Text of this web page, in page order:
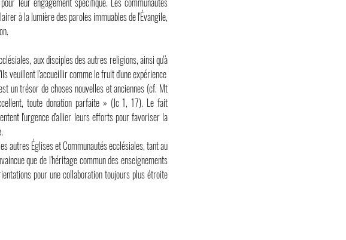
à la lumière des paroles immuables de l'Évangile,
aux disciples des autres religions, ainsi qu'à
veuillent l'accueillir comme le fruit d'une expérience
un trésor de choses nouvelles et anciennes (cf. Mt
toute donation parfaite » (Jc 1, 17). Le fait
l'urgence d'allier leurs efforts pour favoriser la
autres Églises et Communautés ecclésiales, tant au
que de l'héritage commun des enseignements
pour une collaboration toujours plus étroite